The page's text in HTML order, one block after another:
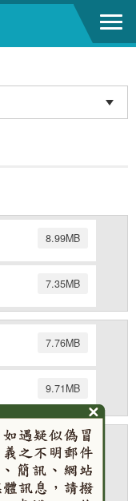
8.99MB
7.35MB
7.76MB
9.71MB
8.29MB
9.11MB